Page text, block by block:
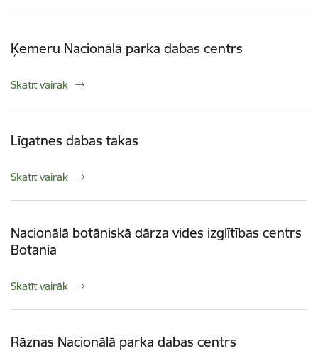
Ķemeru Nacionālā parka dabas centrs
Skatīt vairāk
Līgatnes dabas takas
Skatīt vairāk
Nacionālā botāniskā dārza vides izglītības centrs
Botania
Skatīt vairāk
Rāznas Nacionālā parka dabas centrs